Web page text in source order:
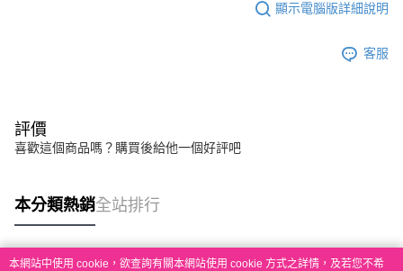
顯示電腦版詳細說明
客服
評價
喜歡這個商品嗎？購買後給他一個好評吧
本分類熱銷全站排行
本網站中使用 cookie，欲查詢有關本網站使用 cookie 方式之詳情，及若您不希